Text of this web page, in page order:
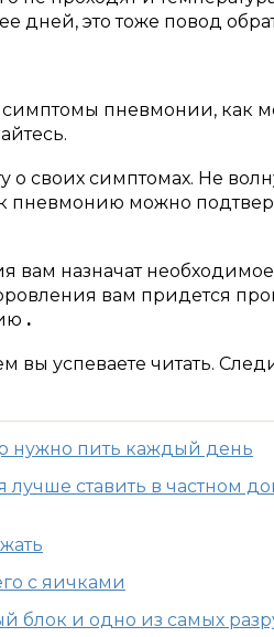
дней, это тоже повод
пневмонии, как
о своих симптомах. Не
пневмонию можно
вам назначат
вам придется
.
вы успеваете читать.
нужно пить каждый день
лучше ставить в частном
с яичками
блок и одно из самых